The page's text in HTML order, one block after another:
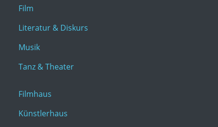
Film
Literatur & Diskurs
Musik
Tanz & Theater
Filmhaus
Künstlerhaus